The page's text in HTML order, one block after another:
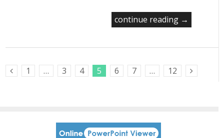
continue reading →
1 … 3 4 5 6 7 …
12